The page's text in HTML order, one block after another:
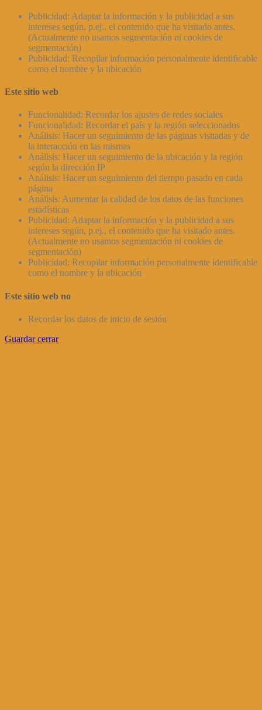
Publicidad: Adaptar la información y la publicidad a sus
intereses según, p.ej., el contenido que ha visitado antes.
(Actualmente no usamos segmentación ni cookies de
segmentación)
Publicidad: Recopilar información personalmente identificable
como el nombre y la ubicación
Este sitio web
Funcionalidad: Recordar los ajustes de redes sociales
Funcionalidad: Recordar el país y la región seleccionados
Análisis: Hacer un seguimiento de las páginas visitadas y de
la interacción en las mismas
Análisis: Hacer un seguimiento de la ubicación y la región
según la dirección IP
Análisis: Hacer un seguimiento del tiempo pasado en cada
página
Análisis: Aumentar la calidad de los datos de las funciones
estadísticas
Publicidad: Adaptar la información y la publicidad a sus
intereses según, p.ej., el contenido que ha visitado antes.
(Actualmente no usamos segmentación ni cookies de
segmentación)
Publicidad: Recopilar información personalmente identificable
como el nombre y la ubicación
Este sitio web no
Recordar los datos de inicio de sesión
Guardar cerrar